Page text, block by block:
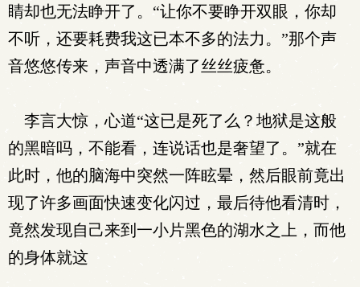
睛却也无法睁开了。“让你不要睁开双眼，你却
不听，还要耗费我这已本不多的法力。”那个声
音悠悠传来，声音中透满了丝丝疲惫。
李言大惊，心道“这已是死了么？地狱是这般
的黑暗吗，不能看，连说话也是奢望了。”就在
此时，他的脑海中突然一阵眩晕，然后眼前竟出
现了许多画面快速变化闪过，最后待他看清时，
竟然发现自己来到一小片黑色的湖水之上，而他
的身体就这